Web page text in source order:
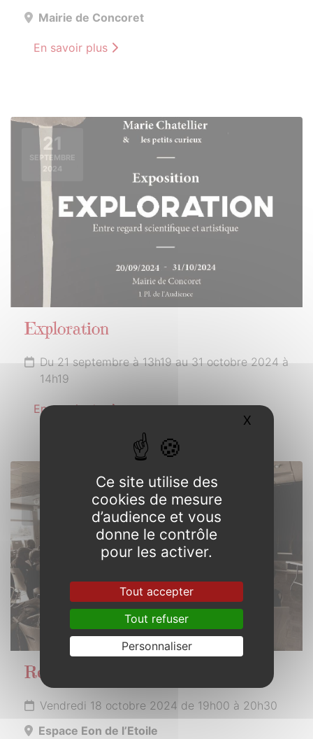
Mairie de Concoret
En savoir plus
21
SEPTEMBRE
2024
Exploration
Du 21 septembre à 13h19 au 31 octobre 2024 à
14h19
En savoir plus
OCTOBRE
Réunion publique
Vendredi 18 octobre 2024 de 19h00 à 20h30
Espace Eon de l’Etoile
Ce site utilise des
cookies de mesure
d’audience et vous
donne le contrôle
pour les activer.
Tout accepter
Tout refuser
Personnaliser
X Masquer